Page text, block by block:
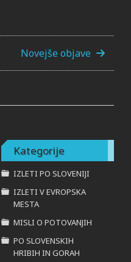
Novejše objave
Kategorije
IZLETI PO SLOVENIJI
IZLETI V EVROPSKA
MESTA
MISLI O POTOVANJIH
PO SLOVENSKIH
HRIBIH IN GORAH